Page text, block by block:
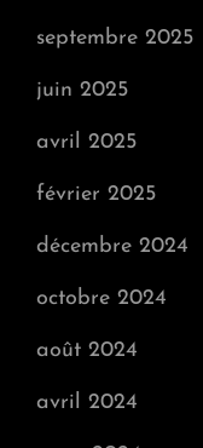
septembre 2025
juin 2025
avril 2025
février 2025
décembre 2024
octobre 2024
août 2024
avril 2024